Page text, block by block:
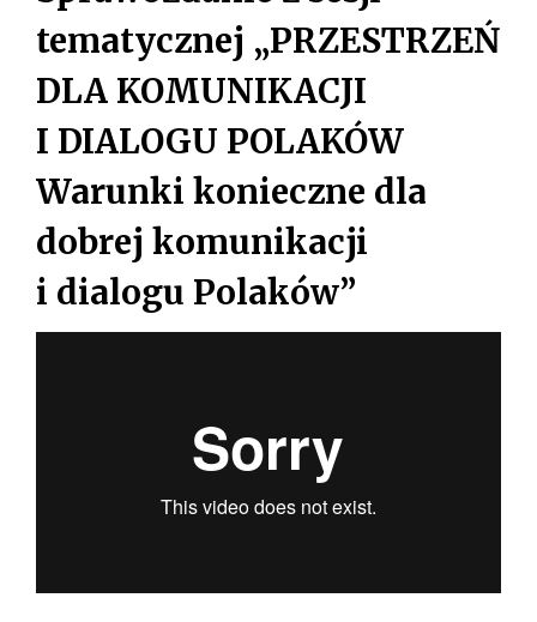
tematycznej „PRZESTRZEŃ
DLA KOMUNIKACJI
I DIALOGU POLAKÓW
Warunki konieczne dla
dobrej komunikacji
i dialogu Polaków”